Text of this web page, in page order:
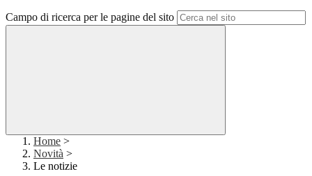
Campo di ricerca per le pagine del sito
Home >
Novità >
Le notizie